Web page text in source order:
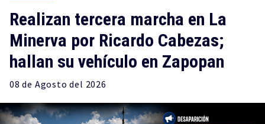
Realizan tercera marcha en La
Minerva por Ricardo Cabezas;
hallan su vehículo en Zapopan
08 de Agosto del 2026